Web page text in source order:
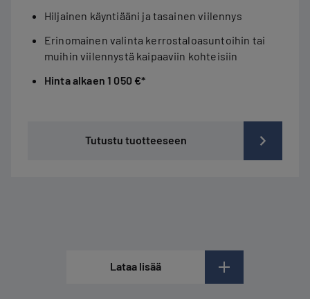
Hiljainen käyntiääni ja tasainen viilennys
Erinomainen valinta kerrostaloasuntoihin tai
muihin viilennystä kaipaaviin kohteisiin
Hinta alkaen 1 050 €*
Tutustu tuotteeseen
Lataa lisää